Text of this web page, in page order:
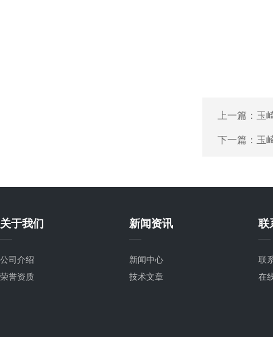
上一篇： 玉
下一篇： 玉
关于我们
公司介绍
荣誉资质
新闻资讯
新闻中心
技术文章
联
联
在